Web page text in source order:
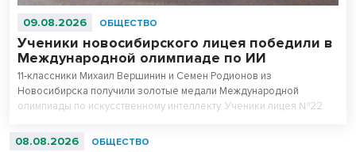
09.08.2026 ОБЩЕСТВО
Ученики новосибирского лицея победили в
Международной олимпиаде по ИИ
11-классники Михаил Вершинин и Семен Родионов из
Новосибирска получили золотые медали Международной
олимпиады по искусственному интеллекту. Ученики лицея №22
абсолютными чемпионами соревнований.
08.08.2026 ОБЩЕСТВО